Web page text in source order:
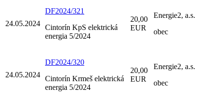
24.05.2024
DF2024/321
Cintorín KpS elektrická
energia 5/2024
20,00
EUR
Energie2, a.s.
obec
24.05.2024
DF2024/320
Cintorín Krmeš elektrická
energia 5/2024
20,00
EUR
Energie2, a.s.
obec